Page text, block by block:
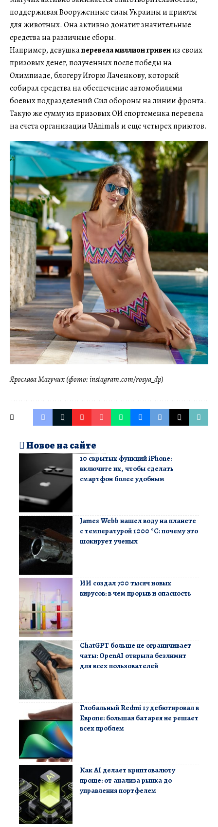
поддерживая Вооруженные силы Украины и приюты
для животных. Она активно донатит значительные
средства на различные сборы.
Например, девушкаперевела миллион гривениз своих
призовых денег, полученных после победы на
Олимпиаде, блогеру Игорю Лаченкову, который
собирал средства на обеспечение автомобилями
боевых подразделений Сил обороны на линии фронта.
Такую же сумму из призовых ОИ спортсменка перевела
на счета организации UAnimals и еще четырех приютов.
Ярослава Магучих (фото: instagram.com/rosya_dp)
Новое на сайте
10 скрытых функций iPhone:
включите их, чтобы сделать
смартфон более удобным
James Webb нашел воду на планете
с температурой 1000 °C: почему это
шокирует ученых
ИИ создал 700 тысяч новых
вирусов: в чем прорыв и опасность
ChatGPT больше не ограничивает
чаты: OpenAI открыла безлимит
для всех пользователей
Глобальный Redmi 17 дебютировал в
Европе: большая батарея не решает
всех проблем
Как AI делает криптовалюту
проще: от анализа рынка до
управления портфелем